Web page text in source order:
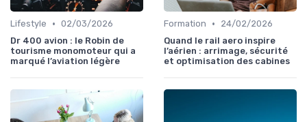
Lifestyle • 02/03/2026
Dr 400 avion : le Robin de
tourisme monomoteur qui a
marqué l’aviation légère
Formation •
24/02/2026
Quand le rail aero inspire
l’aérien : arrimage, sécurité
et optimisation des cabines